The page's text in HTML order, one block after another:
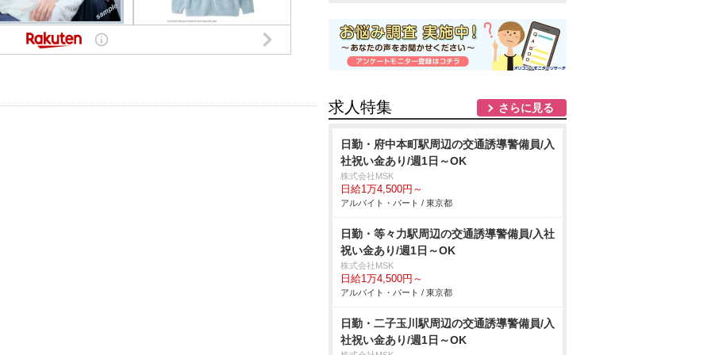
求人特集 さらに見る
日勤・府中本町駅周辺の交通誘導警備員/入
社祝い金あり/週1日～OK
株式会社MSK
日給1万4,500円～
アルバイト・パート / 東京都
日勤・等々力駅周辺の交通誘導警備員/入社
祝い金あり/週1日～OK
株式会社MSK
日給1万4,500円～
アルバイト・パート / 東京都
日勤・二子玉川駅周辺の交通誘導警備員/入
社祝い金あり/週1日～OK